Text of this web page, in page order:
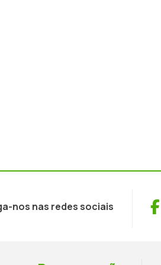
nos nas redes sociais